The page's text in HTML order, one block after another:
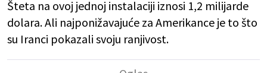
Šteta na ovoj jednoj instalaciji iznosi 1,2 milijarde
dolara. Ali najponižavajuće za Amerikance je to što
su Iranci pokazali svoju ranjivost.